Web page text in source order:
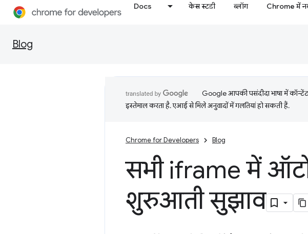
Docs केस स्टडी ब्लॉग Chrome में
Blog
Google आपकी पसंदीदा भाषा में
इस्तेमाल करता है. एआई से मिले अनुवादों में गलतियां हो सकती हैं.
Chrome for Developers Blog
सभी iframe में
शुरुआती सुझाव